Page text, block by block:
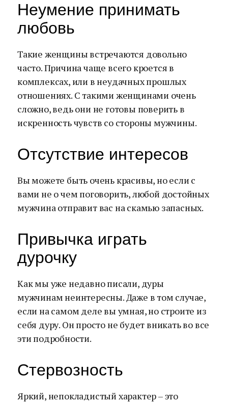
Неумение принимать
любовь
Такие женщины встречаются довольно
часто. Причина чаще всего кроется в
комплексах, или в неудачных прошлых
отношениях. С такими женщинами очень
сложно, ведь они не готовы поверить в
искренность чувств со стороны мужчины.
Отсутствие интересов
Вы можете быть очень красивы, но если с
вами не о чем поговорить, любой достойных
мужчина отправит вас на скамью запасных.
Привычка играть
дурочку
Как мы уже недавно писали, дуры
мужчинам неинтересны. Даже в том случае,
если на самом деле вы умная, но строите из
себя дуру. Он просто не будет вникать во все
эти подробности.
Стервозность
Яркий, непокладистый характер – это